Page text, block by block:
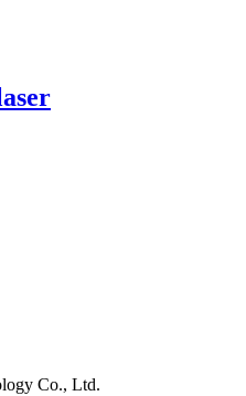
Co., Ltd.